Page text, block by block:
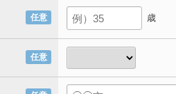
任意 歳
任意